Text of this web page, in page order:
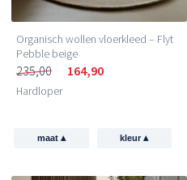
Organisch wollen vloerkleed – Flyt
Pebble beige
235,00 164,90
Hardloper
maat ▴ kleur▴